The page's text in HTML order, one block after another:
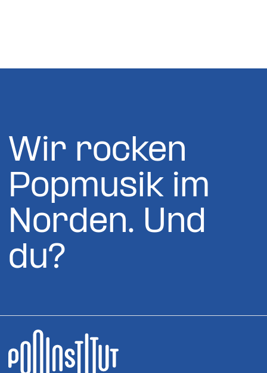
Wir rocken
Popmusik im
Norden. Und
du?